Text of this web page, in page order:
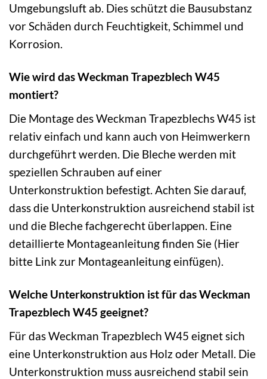
Umgebungsluft ab. Dies schützt die Bausubstanz
vor Schäden durch Feuchtigkeit, Schimmel und
Korrosion.
Wie wird das Weckman Trapezblech W45
montiert?
Die Montage des Weckman Trapezblechs W45 ist
relativ einfach und kann auch von Heimwerkern
durchgeführt werden. Die Bleche werden mit
speziellen Schrauben auf einer
Unterkonstruktion befestigt. Achten Sie darauf,
dass die Unterkonstruktion ausreichend stabil ist
und die Bleche fachgerecht überlappen. Eine
detaillierte Montageanleitung finden Sie (Hier
bitte Link zur Montageanleitung einfügen).
Welche Unterkonstruktion ist für das Weckman
Trapezblech W45 geeignet?
Für das Weckman Trapezblech W45 eignet sich
eine Unterkonstruktion aus Holz oder Metall. Die
Unterkonstruktion muss ausreichend stabil sein